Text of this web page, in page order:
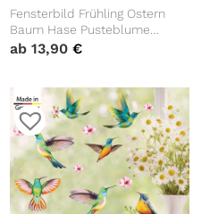
Fensterbild Frühling Ostern
Baum Hase Pusteblume
Schmetterlinge
Osterdeko Frühlingsdeko
ab13,90€